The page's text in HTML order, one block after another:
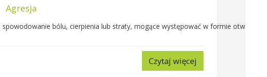
Agresja
bólu, cierpienia lub straty, mogące występować w formie otwartej lub
Czytaj więcej